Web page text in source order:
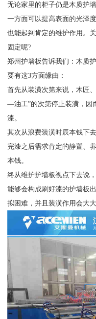
无论家里的柜子仍是木质护
一方面可以提高表面的光泽
也能起到肯定的维护作用。
固定呢?
郑州护墙板告诉我们：木质
要有这3方面缘由：
首先从装潢次第来说，木匠
—油工”的次第停止装潢，因
漆。
其次从浪费装潢时辰本钱下
完漆之后需求肯定的静置、
本钱。
终从维护护墙板视点下去说
能够会构成刷好漆的护墙板
拟困难，并且装潢作用会大大